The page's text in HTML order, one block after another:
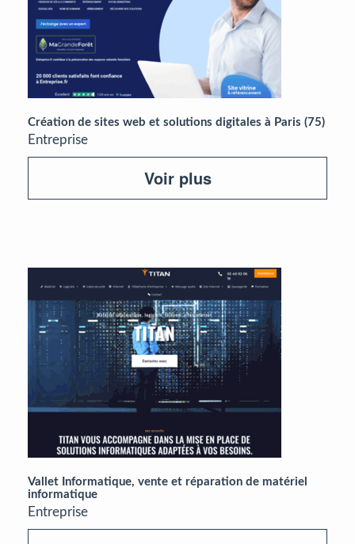
Création de sites web et solutions digitales à Paris (75)
Entreprise
Voir plus
Vallet Informatique, vente et réparation de matériel
informatique
Entreprise